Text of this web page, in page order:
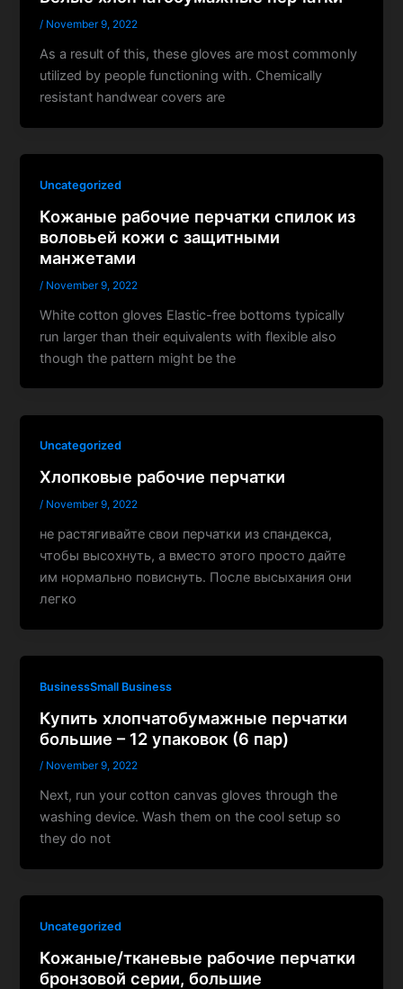
/ November 9, 2022
As a result of this, these gloves are most commonly
utilized by people functioning with. Chemically
resistant handwear covers are
Uncategorized
Кожаные рабочие перчатки спилок из
воловьей кожи с защитными
манжетами
/ November 9, 2022
White cotton gloves Elastic-free bottoms typically
run larger than their equivalents with flexible also
though the pattern might be the
Uncategorized
Хлопковые рабочие перчатки
/ November 9, 2022
не растягивайте свои перчатки из спандекса,
чтобы высохнуть, а вместо этого просто дайте
им нормально повиснуть. После высыхания они
легко
BusinessSmall Business
Купить хлопчатобумажные перчатки
большие – 12 упаковок (6 пар)
/ November 9, 2022
Next, run your cotton canvas gloves through the
washing device. Wash them on the cool setup so
they do not
Uncategorized
Кожаные/тканевые рабочие перчатки
бронзовой серии, большие